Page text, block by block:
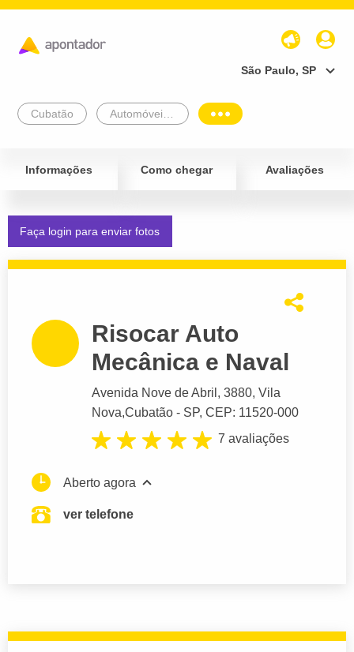
São Paulo, SP
Cubatão
Informações Como chegar Avaliações
Faça login para enviar fotos
Risocar Auto
Mecânica e Naval
Avenida Nove de Abril , 3880, Vila
Nova,Cubatão - SP, CEP: 11520-000
7 avaliações
Aberto agora
ver telefone